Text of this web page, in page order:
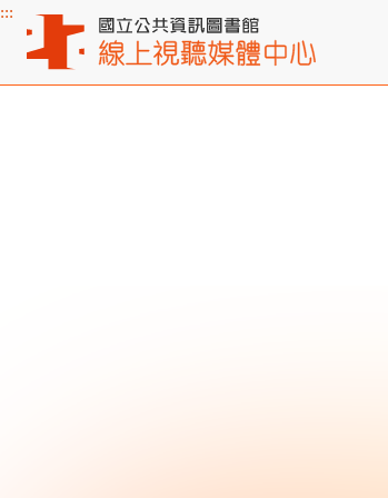
主要內容區塊
:::